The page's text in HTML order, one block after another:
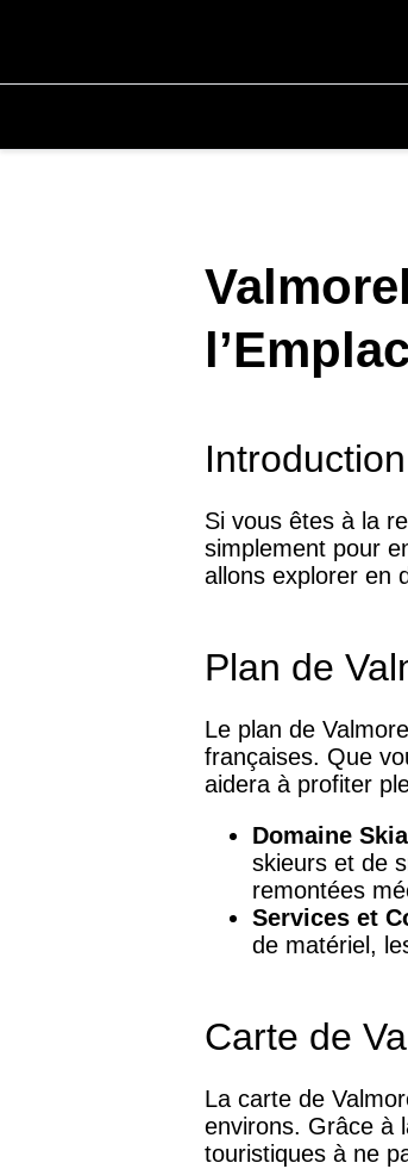
Introduction
Si vous êtes à la
simplement pour
allons explorer en
Plan de
Le plan de
françaises. Que
aidera à profiter
Domaine
skieurs et de
remontées
Services et
de matériel,
Carte de
La carte de
environs. Grâce à
touristiques à ne